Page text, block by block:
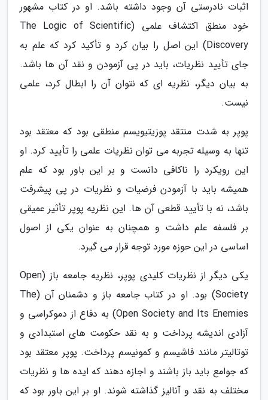
اثبات نادرستی آن وجود داشته باشد. او در کتاب مشهور
خود منطق اکتشاف علمی (The Logic of Scientific
Discovery) این اصل را بیان کرد و تأکید کرد که علم به
جای تأیید نظریات، باید در پی آزمودن و نقد آن ها باشد.
به بیان دیگر، نظریه ای که نتوان آن را ابطال کرد، علمی
نیست.
پوپر به شدت منتقد پوزیتیویسم منطقی بود که معتقد بود
تنها به وسیله تجربه می توان نظریات علمی را تأیید کرد. او
این رویکرد را ناکافی دانست و بر این باور بود که علم
همیشه باید با آزمودن فرضیات و نظریات در پی پیشرفت
باشد، نه با تأیید قطعی آن ها. این نظریه پوپر تأثیر عمیقی
بر فلسفه علم داشت و همچنان به عنوان یکی از اصول
اساسی در این حوزه مورد توجه قرار می گیرد.
یکی دیگر از نظریات کلیدی پوپر، نظریه جامعه باز (Open
Society) بود. او در کتاب جامعه باز و دشمنان آن (The
Open Society and Its Enemies) به دفاع از دموکراسی و
آزادی اندیشه پرداخت و به نقد حکومت های استبدادی و
توتالیتر مانند فاشیسم و کمونیسم پرداخت. پوپر معتقد بود
که جوامع باید باز باشند و اجازه دهند که ایده ها و نظریات
مختلف به نقد و آنالیز گذاشته شوند. او بر این باور بود که